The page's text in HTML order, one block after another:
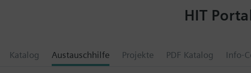
Katalog Austauschhilfe Projekte PDF Katalog Info-
HIT